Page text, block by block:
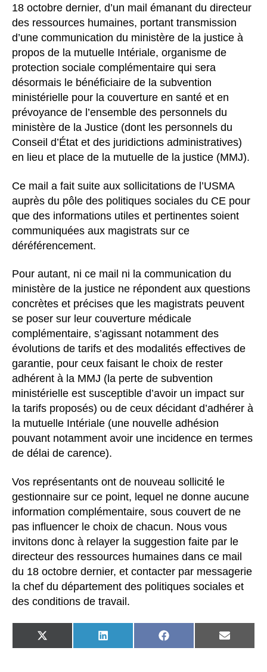
18 octobre dernier, d’un mail émanant du directeur
des ressources humaines, portant transmission
d’une communication du ministère de la justice à
propos de la mutuelle Intériale, organisme de
protection sociale complémentaire qui sera
désormais le bénéficiaire de la subvention
ministérielle pour la couverture en santé et en
prévoyance de l’ensemble des personnels du
ministère de la Justice (dont les personnels du
Conseil d’État et des juridictions administratives)
en lieu et place de la mutuelle de la justice (MMJ).
Ce mail a fait suite aux sollicitations de l’USMA
auprès du pôle des politiques sociales du CE pour
que des informations utiles et pertinentes soient
communiquées aux magistrats sur ce
déréférencement.
Pour autant, ni ce mail ni la communication du
ministère de la justice ne répondent aux questions
concrètes et précises que les magistrats peuvent
se poser sur leur couverture médicale
complémentaire, s’agissant notamment des
évolutions de tarifs et des modalités effectives de
garantie, pour ceux faisant le choix de rester
adhérent à la MMJ (la perte de subvention
ministérielle est susceptible d’avoir un impact sur
la tarifs proposés) ou de ceux décidant d’adhérer à
la mutuelle Intériale (une nouvelle adhésion
pouvant notamment avoir une incidence en termes
de délai de carence).
Vos représentants ont de nouveau sollicité le
gestionnaire sur ce point, lequel ne donne aucune
information complémentaire, sous couvert de ne
pas influencer le choix de chacun. Nous vous
invitons donc à relayer la suggestion faite par le
directeur des ressources humaines dans ce mail
du 18 octobre dernier, et contacter par messagerie
la chef du département des politiques sociales et
des conditions de travail.
SHARE
ON
SHARE
ON
SHARE
ON
SHARE
ON